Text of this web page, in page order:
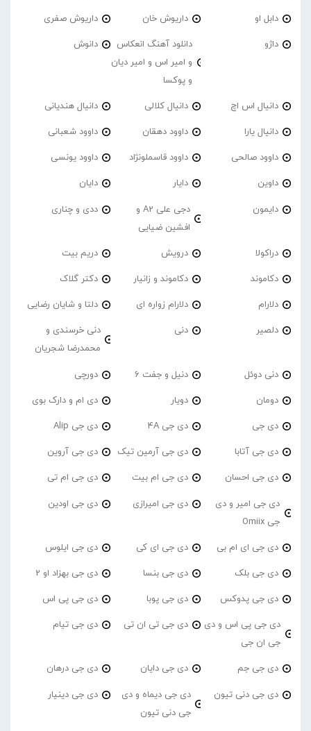
دابل او داریوش خان داریوش صفری
داژو
دانلود آهنگ انعکاس
و امیر اس و امیر دیان
و پوکسا
دانوش
دانیال اس اچ دانیال کلالی دانیال هندیانی
دانیال یارا داوود دهقان داوود شعبانی
داوود صالحی داوود قاسملونژاد داوود یونسی
داوین دایار دایان
دایمون
دجی علی A2 و
افشین ضیایی
ددی و چناری
دراکولا درویش دریم بیت
دکاموند دکاموند و زانیار دکتر گلاک
دلارام دلارام زواره ای دلتا و شایان رضایی
دلصیر دنی
دنی خرسندی و
محمدرضا شجریان
دنی دوئل دنیل و جفت 6 دورچی
دومان دویار دی ام و دارک بوی
دی جی دی جی 4A دی جی Alip
دی جی آتابا دی جی آرمین تیک دی جی آروین
دی جی احسان دی جی ام بیت دی جی ام تی
دی جی امیر و دی
جی Omiix
دی جی امیرازی دی جی اودین
دی جی ای ام بی دی جی ای کی دی جی ایلوس
دی جی بلک دی جی بنسا دی جی بهزاد او 2
دی جی پدوکس دی جی پوبا دی جی پی اس
دی جی پی اس و دی
جی ان جی
دی جی تی ان تی دی جی تیام
دی جی جم دی جی دایان دی جی درهان
دی جی دنی تیون
دی جی دیماه و دی
جی دنی تیون
دی جی دینیار